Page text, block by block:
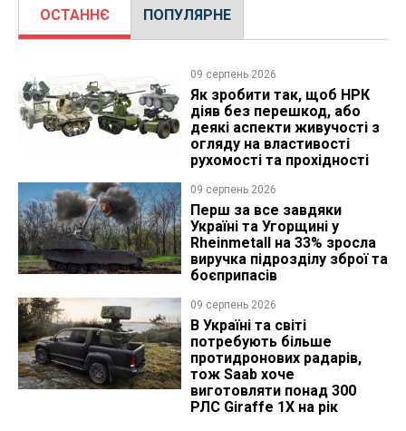
ОСТАННЄ ПОПУЛЯРНЕ
09 серпень 2026
Як зробити так, щоб НРК
діяв без перешкод, або
деякі аспекти живучості з
огляду на властивості
рухомості та прохідності
09 серпень 2026
Перш за все завдяки
Україні та Угорщині у
Rheinmetall на 33% зросла
виручка підрозділу зброї та
боєприпасів
09 серпень 2026
В Україні та світі
потребують більше
протидронових радарів,
тож Saab хоче
виготовляти понад 300
РЛС Giraffe 1X на рік